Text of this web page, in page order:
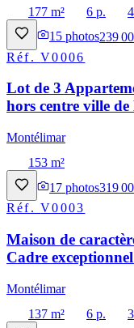
177 m²
6 p.
15 photos239
Réf.V0006
Lot de 3
hors centre ville
Montélimar
153 m²
17 photos319
Réf.V0003
Maison de
Cadre
Montélimar
137 m²
6 p.